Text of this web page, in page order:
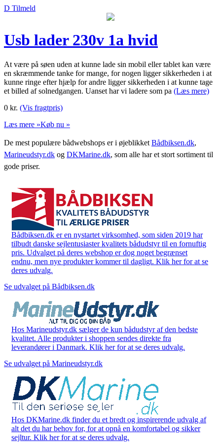
D Tilmeld
Usb lader 230v 1a hvid
At være på søen uden at kunne lade sin mobil eller tablet kan være
en skræmmende tanke for mange, for nogen ligger sikkerheden i at
kunne ringe efter hjælp for andre ligger sikkerheden i at kunne tage
et billed af solnedgangen. Uanset har vi ladere som pa (Læs mere)
0 kr. (Vis fragtpris)
Læs mere »Køb nu »
De mest populære bådwebshops er i øjeblikket Bådbiksen.dk,
Marineudstyr.dk og DKMarine.dk, som alle har et stort sortiment til
gode priser.
Bådbiksen.dk er en nystartet virksomhed, som siden 2019 har
tilbudt danske sejlentusiaster kvalitets bådudstyr til en fornuftig
pris. Udvalget på deres webshop er dog noget begrænset
endnu, men nye produkter kommer til dagligt. Klik her for at se
deres udvalg.
Se udvalget på Bådbiksen.dk
Hos Marineudstyr.dk sælger de kun bådudstyr af den bedste
kvalitet. Alle produkter i shoppen sendes direkte fra
leverandører i Danmark. Klik her for at se deres udvalg.
Se udvalget på Marineudstyr.dk
Hos DKMarine.dk finder du et bredt og inspirerende udvalg af
alt det du har behov for, for at opnå en komfortabel og sikker
sejltur. Klik her for at se deres udvalg.